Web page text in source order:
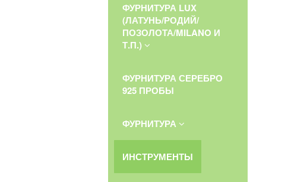
ФУРНИТУРА LUX
(ЛАТУНЬ/РОДИЙ/
ПОЗОЛОТА/MILANO И
Т.П.)
ФУРНИТУРА СЕРЕБРО
925 ПРОБЫ
ФУРНИТУРА
ИНСТРУМЕНТЫ